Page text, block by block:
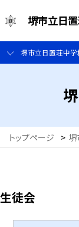
堺市立日
堺市立日置荘中学
トップページ >
生徒会